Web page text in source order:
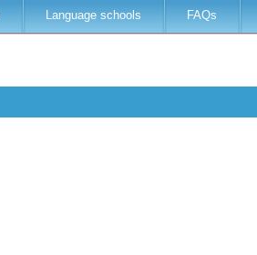
Language schools FAQs